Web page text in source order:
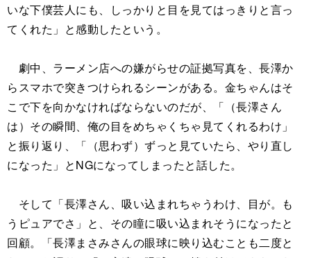
いな下僕芸人にも、しっかりと目を見てはっきりと言っ
てくれた」と感動したという。
劇中、ラーメン店への嫌がらせの証拠写真を、長澤か
らスマホで突きつけられるシーンがある。金ちゃんはそ
こで下を向かなければならないのだが、「（長澤さん
は）その瞬間、俺の目をめちゃくちゃ見てくれるわけ」
と振り返り、「（思わず）ずっと見ていたら、やり直し
になった」とNGになってしまったと話した。
そして「長澤さん、吸い込まれちゃうわけ、目が。も
うピュアでさ」と、その瞳に吸い込まれそうになったと
回顧。「長澤まさみさんの眼球に映り込むことも二度と